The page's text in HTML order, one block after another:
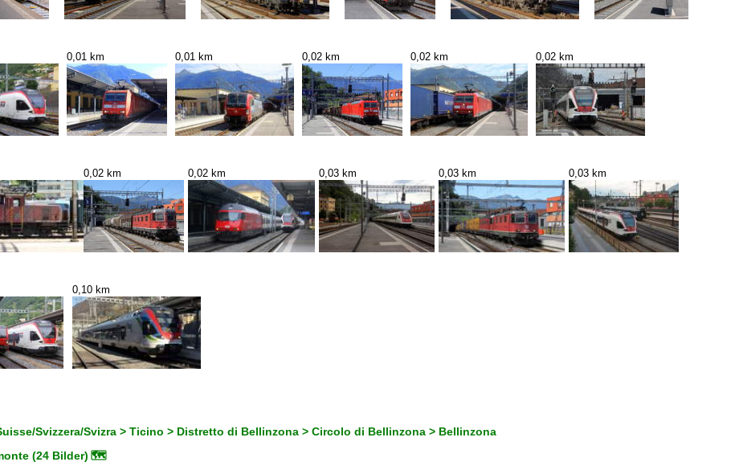
0,01 km 0,01 km 0,02 km 0,02 km 0,02 km
0,02 km 0,02 km 0,03 km 0,03 km 0,03 km
0,10 km
Svizzera/Svizra > Ticino > Distretto di Bellinzona > Circolo di Bellinzona > Bellinzona
(24 Bilder) 🗺